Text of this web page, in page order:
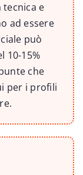
tecnica e
ad essere
può
10-15%
che
per i profili